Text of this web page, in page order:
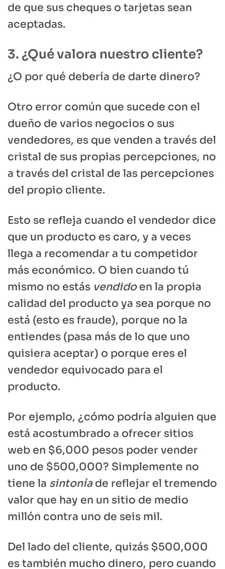
de que sus cheques o tarjetas sean
aceptadas.
3. ¿Qué valora nuestro cliente?
¿O por qué debería de darte dinero?
Otro error común que sucede con el
dueño de varios negocios o sus
vendedores, es que venden a través del
cristal de sus propias percepciones, no
a través del cristal de las percepciones
del propio cliente.
Esto se refleja cuando el vendedor dice
que un producto es caro, y a veces
llega a recomendar a tu competidor
más económico. O bien cuando tú
mismo no estás vendidoen la propia
calidad del producto ya sea porque no
está (esto es fraude), porque no la
entiendes (pasa más de lo que uno
quisiera aceptar) o porque eres el
vendedor equivocado para el
producto.
Por ejemplo, ¿cómo podría alguien que
está acostumbrado a ofrecer sitios
web en $6,000 pesos poder vender
uno de $500,000? Simplemente no
tiene la sintoníade reflejar el tremendo
valor que hay en un sitio de medio
millón contra uno de seis mil.
Del lado del cliente, quizás $500,000
es también mucho dinero, pero cuando